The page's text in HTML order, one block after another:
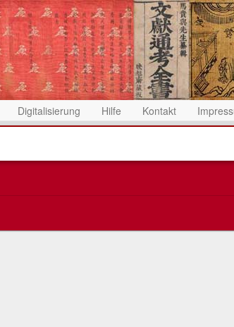
Digitalisierung Hilfe Kontakt